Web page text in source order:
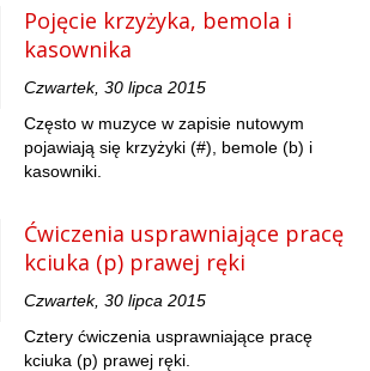
Pojęcie krzyżyka, bemola i
kasownika
Czwartek, 30 lipca 2015
Często w muzyce w zapisie nutowym
pojawiają się krzyżyki (#), bemole (b) i
kasowniki.
Ćwiczenia usprawniające pracę
kciuka (p) prawej ręki
Czwartek, 30 lipca 2015
Cztery ćwiczenia usprawniające pracę
kciuka (p) prawej ręki.